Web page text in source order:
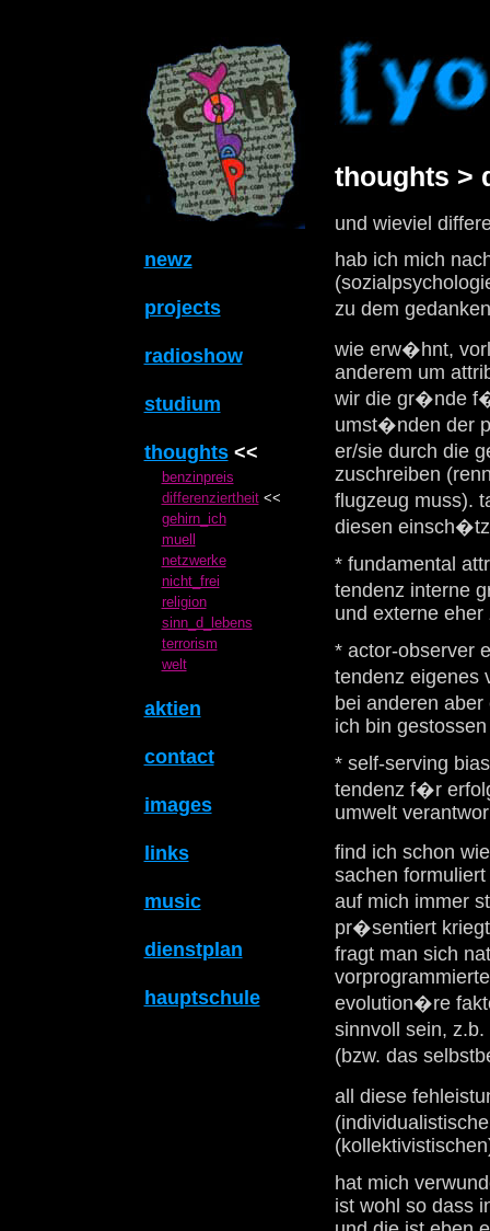
newz
projects
radioshow
studium
thoughts<<
benzinpreis
differenziertheit<<
gehirn_ich
muell
netzwerke
nicht_frei
religion
sinn_d_lebens
terrorism
welt
aktien
contact
images
links
music
dienstplan
hauptschule
thoughts >
und wieviel
hab ich mich
zu dem
wie erw�hnt,
anderem um
wir die gr�nde
umst�nden der
er/sie durch die
zuschreiben
flugzeug muss).
diesen
* fundamental
tendenz interne
und externe eher
* actor-observer
tendenz eigenes
bei anderen
ich bin
* self-serving bias
tendenz f�r
umwelt
find ich schon
sachen
auf mich immer
pr�sentiert
fragt man sich
evolution�re
sinnvoll sein,
(bzw. das
all diese
hat mich
ist wohl so dass